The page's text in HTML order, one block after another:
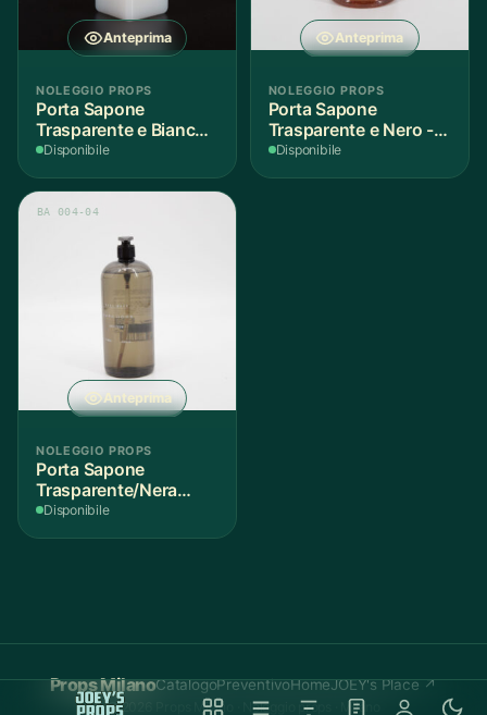
Anteprima
NOLEGGIO PROPS
Porta Sapone
Trasparente e Bianco -
1 Pezzo
Disponibile
Anteprima
NOLEGGIO PROPS
Porta Sapone
Trasparente e Nero - 1
Pezzo
Disponibile
Anteprima
BA 004-04
NOLEGGIO PROPS
Porta Sapone
Trasparente/Nera
H24cm - 1 Pezzo
Disponibile
Props MilanoCatalogoPreventivoHomeJOEY's Place ↗
© 2026 Props Milano · Noleggio props · Milano